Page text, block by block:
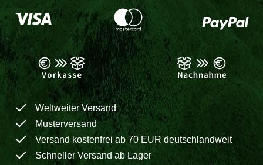
Weltweiter Versand
Musterversand
Versand kostenfrei ab 70 EUR deutschlandweit
Schneller Versand ab Lager